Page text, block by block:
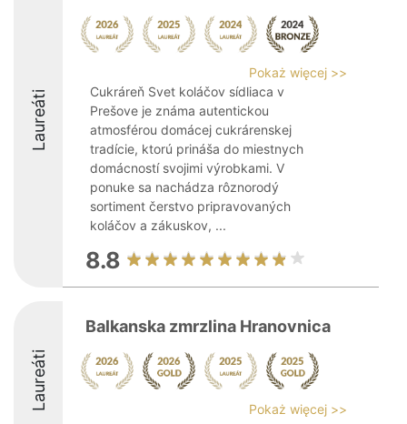
Laureáti
Pokaż więcej >>
Cukráreň Svet koláčov sídliaca v
Prešove je známa autentickou
atmosférou domácej cukrárenskej
tradície, ktorú prináša do miestnych
domácností svojimi výrobkami. V
ponuke sa nachádza rôznorodý
sortiment čerstvo pripravovaných
koláčov a zákuskov, ...
8.8
Laureáti
Balkanska zmrzlina Hranovnica
Pokaż więcej >>